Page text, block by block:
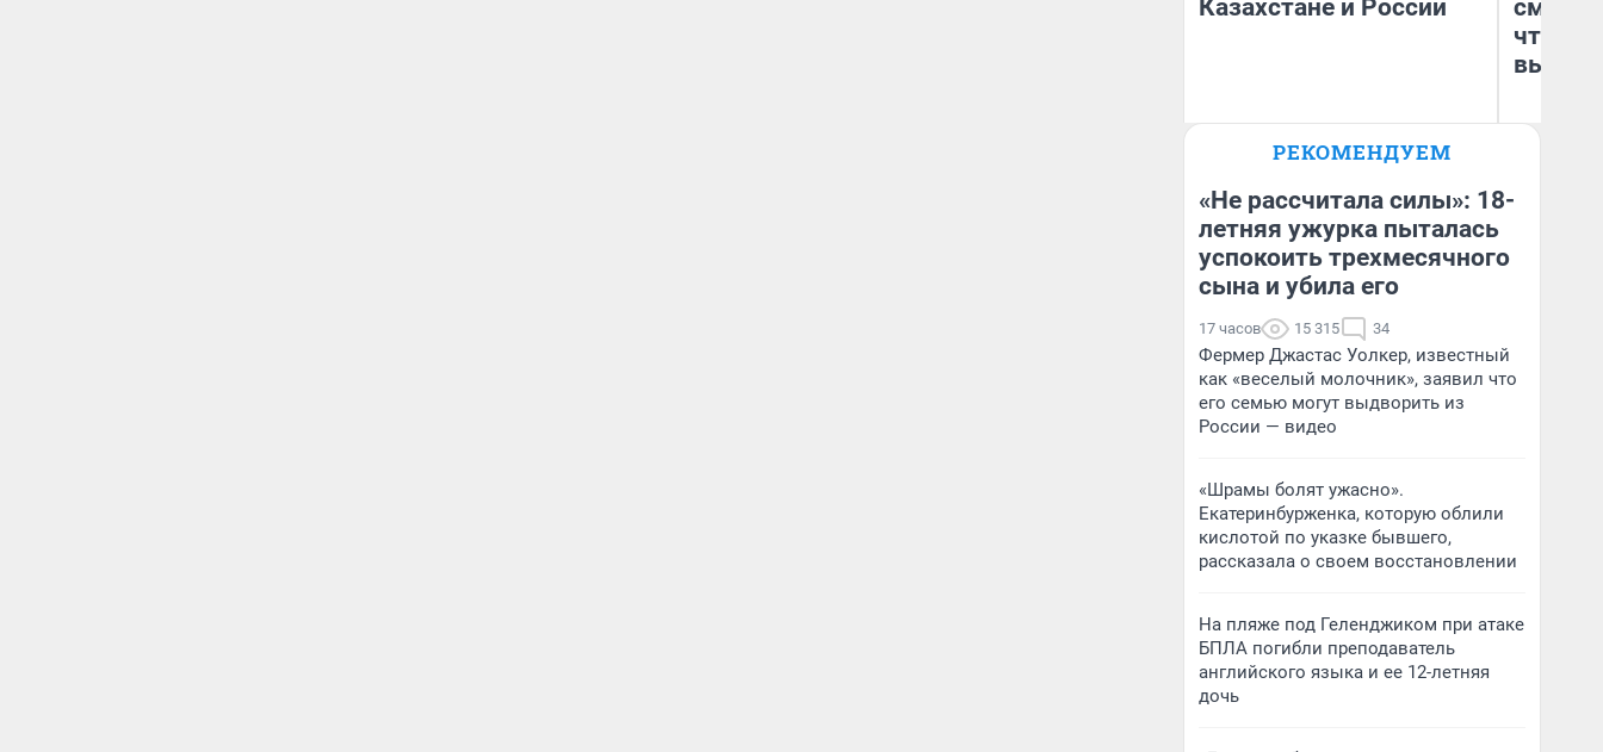
Казахстане и России
Анатолий Кузнецов
чтобы
РЕКОМЕНДУЕМ
«Не рассчитала силы»: 18-
летняя ужурка пыталась
успокоить трехмесячного
сына и убила его
17 часов 15 315 34
Фермер Джастас Уолкер, известный
как «веселый молочник», заявил что
его семью могут выдворить из
России — видео
«Шрамы болят ужасно».
Екатеринбурженка, которую облили
кислотой по указке бывшего,
рассказала о своем восстановлении
На пляже под Геленджиком при атаке
БПЛА погибли преподаватель
английского языка и ее 12-летняя
дочь